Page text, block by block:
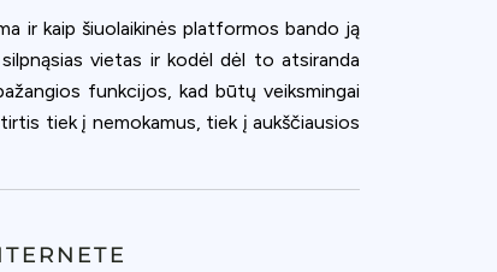
ir kaip šiuolaikinės platformos bando ją
vietas ir kodėl dėl to atsiranda
funkcijos, kad būtų veiksmingai
tiek į nemokamus, tiek į aukščiausios